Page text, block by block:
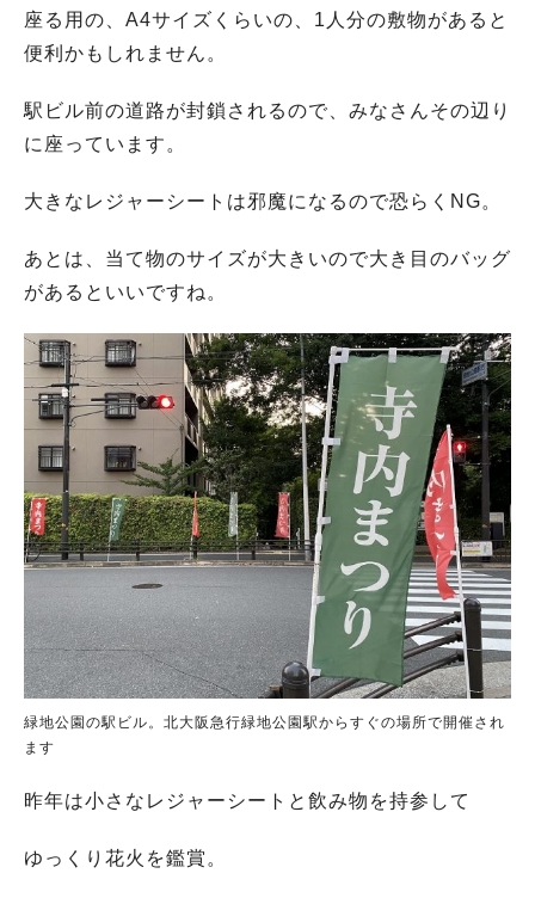
座る用の、A4サイズくらいの、1人分の敷物があると
便利かもしれません。
駅ビル前の道路が封鎖されるので、みなさんその辺り
に座っています。
大きなレジャーシートは邪魔になるので恐らくNG。
あとは、当て物のサイズが大きいので大き目のバッグ
があるといいですね。
緑地公園の駅ビル。北大阪急行緑地公園駅からすぐの場所で開催され
ます
昨年は小さなレジャーシートと飲み物を持参して
ゆっくり花火を鑑賞。